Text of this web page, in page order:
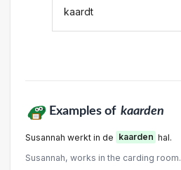
kaardt
Examples of kaarden
Susannah werkt in de kaarden hal.
Susannah, works in the carding room.